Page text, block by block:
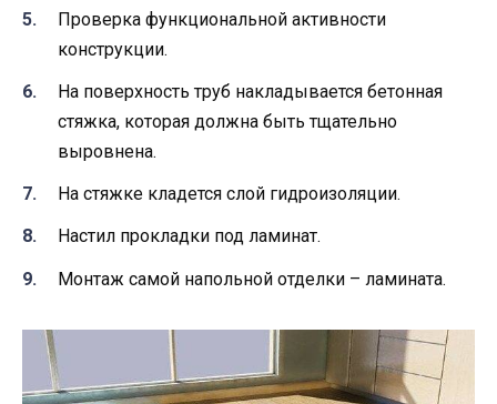
Проверка функциональной активности
конструкции.
На поверхность труб накладывается бетонная
стяжка, которая должна быть тщательно
выровнена.
На стяжке кладется слой гидроизоляции.
Настил прокладки под ламинат.
Монтаж самой напольной отделки – ламината.